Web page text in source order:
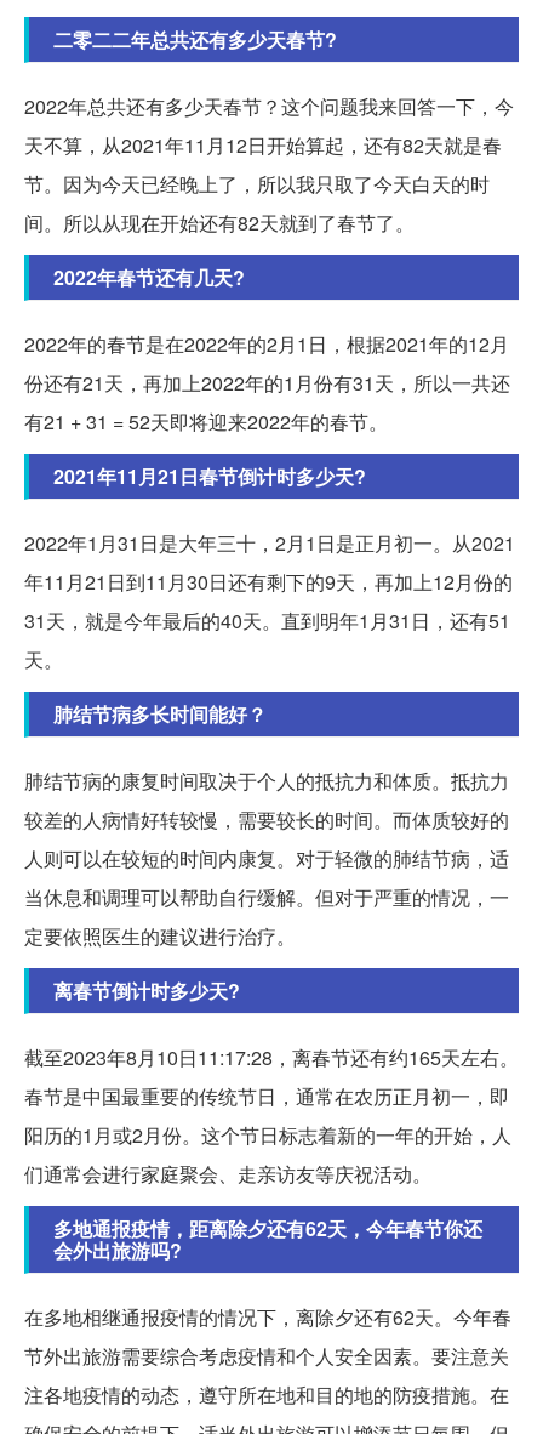
二零二二年总共还有多少天春节?
2022年总共还有多少天春节？这个问题我来回答一下，今
天不算，从2021年11月12日开始算起，还有82天就是春
节。因为今天已经晚上了，所以我只取了今天白天的时
间。所以从现在开始还有82天就到了春节了。
2022年春节还有几天?
2022年的春节是在2022年的2月1日，根据2021年的12月
份还有21天，再加上2022年的1月份有31天，所以一共还
有21 + 31 = 52天即将迎来2022年的春节。
2021年11月21日春节倒计时多少天?
2022年1月31日是大年三十，2月1日是正月初一。从2021
年11月21日到11月30日还有剩下的9天，再加上12月份的
31天，就是今年最后的40天。直到明年1月31日，还有51
天。
肺结节病多长时间能好？
肺结节病的康复时间取决于个人的抵抗力和体质。抵抗力
较差的人病情好转较慢，需要较长的时间。而体质较好的
人则可以在较短的时间内康复。对于轻微的肺结节病，适
当休息和调理可以帮助自行缓解。但对于严重的情况，一
定要依照医生的建议进行治疗。
离春节倒计时多少天?
截至2023年8月10日11:17:28，离春节还有约165天左右。
春节是中国最重要的传统节日，通常在农历正月初一，即
阳历的1月或2月份。这个节日标志着新的一年的开始，人
们通常会进行家庭聚会、走亲访友等庆祝活动。
多地通报疫情，距离除夕还有62天，今年春节你还
会外出旅游吗?
在多地相继通报疫情的情况下，离除夕还有62天。今年春
节外出旅游需要综合考虑疫情和个人安全因素。要注意关
注各地疫情的动态，遵守所在地和目的地的防疫措施。在